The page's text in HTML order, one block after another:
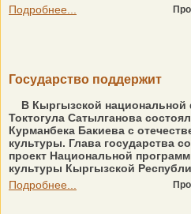
Подробнее...
Государство поддержит
В Кыргызской
Токтогула Сатылганова
Курманбека Бакиева с
культуры. Глава государства
проект Национальной
культуры Кыргызской
Подробнее...